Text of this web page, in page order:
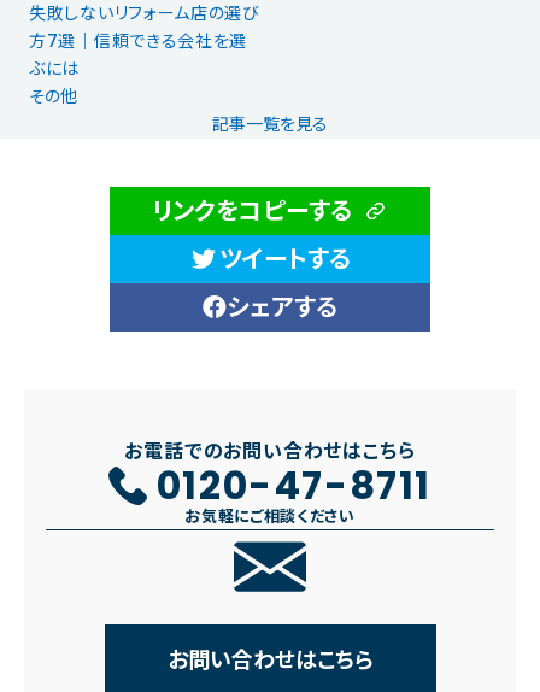
失敗しないリフォーム店の選び
方7選│信頼できる会社を選
ぶには
その他
記事一覧を見る
リンクをコピーする
ツイートする
シェアする
お電話でのお問い合わせはこちら
0120-47-8711
お気軽にご相談ください
お問い合わせはこちら